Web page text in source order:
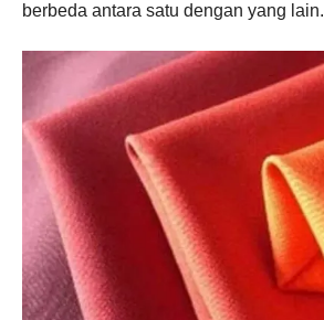
berbeda antara satu dengan yang lain.